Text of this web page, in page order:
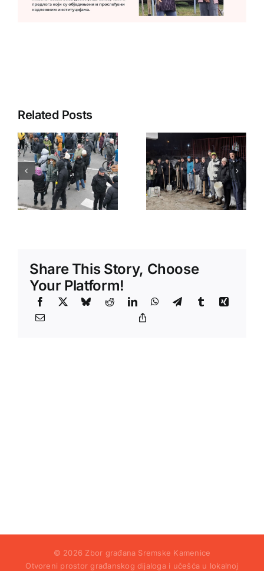
Related Posts
Za
bezbedan
početak II
polugodišta
Radna
akcija
uspešna!
Kamenica
Share This Story, Choose
Your Platform!
© 2026 Zbor građana Sremske Kamenice
Otvoreni prostor građanskog dijaloga i učešća u lokalnoj